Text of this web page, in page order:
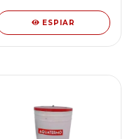
ESPIAR